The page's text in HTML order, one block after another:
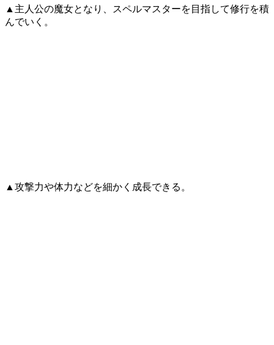
▲主人公の魔女となり、スペルマスターを目指して修行を積
んでいく。
▲攻撃力や体力などを細かく成長できる。